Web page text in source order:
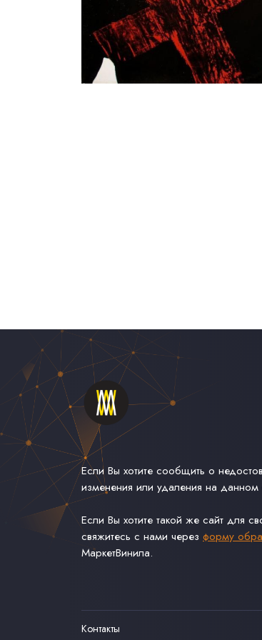
Если Вы хотите сообщить о
изменения или удаления на данном
Если Вы хотите такой же сайт для
свяжитесь с нами через форму
МаркетВинила.
Контакты